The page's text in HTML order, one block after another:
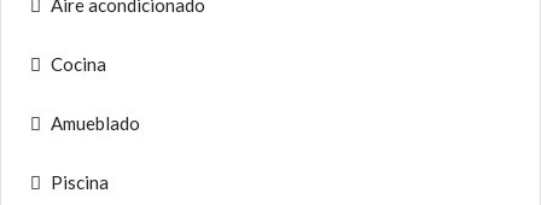
Aire acondicionado
Cocina
Amueblado
Piscina